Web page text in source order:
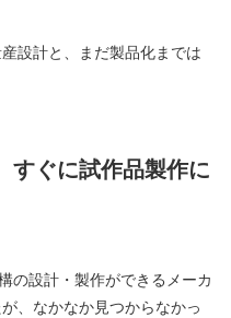
設計と、まだ製品化までは
すぐに試作品製作に
の設計・製作ができるメーカ
、なかなか見つからなかっ